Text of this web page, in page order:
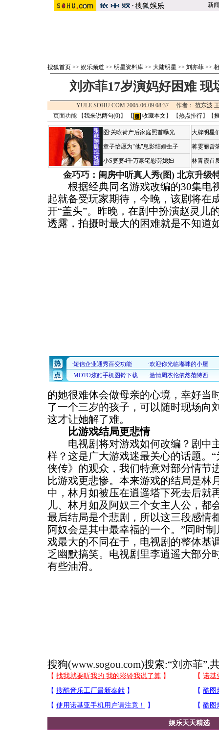
新闻
搜狐首页 >> 娱乐频道 >> 明星资料库 >> 大陆明星 >> 刘亦菲 >>
刘亦菲17岁演妈好困难 现
YULE.SOHU.COM 2005-06-09 08:37 作者： 范东
页面功能 【我来说两句(0)】 【 收藏本文 】 【热点排行】【
图:关咏荷产后家庭照首曝光
章子怡愿为"他"息影结婚生子
小S婆婆4千万豪宅慰劳媳妇
大牌明星
蒋雯丽曾
林青霞首
金巧巧：闺房中听真人秀(图) 北京升级
根据经典同名游戏改编的30集电
起就备受玩家期待，今晚，该剧将在
开“盖头”。昨晚，在剧中扮演赵灵儿
透露，拍摄时最大的困难就是不知道
的她很难体会做母亲的心境，幸好当
了一个三岁的孩子，可以随时现场向
这才让她解了难。
比游戏结局更悲情
电视剧将对游戏如何改编？剧中
样？这是广大游戏迷最关心的话题。
侠传》的观众，我们特意对部分情节
比游戏更悲惨。本来游戏的结局是林
中，林月如被压在逍遥塔下死去后就
儿、林月如及阿奴三个女主人公，都
最后结局是个悲剧，所以这三段感情
阿奴会是其中最幸福的一个。”同时
戏最大的不同在于，电视剧的整体基
乏幽默搞笑。电视剧里李逍遥大部分
有些油滑。
搜狗(www.sogou.com)搜索:“刘亦菲”,
娱乐天天精选